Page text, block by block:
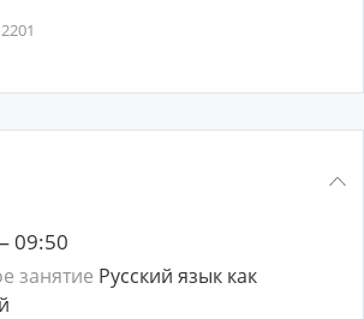
09:50
занятие Русский язык как